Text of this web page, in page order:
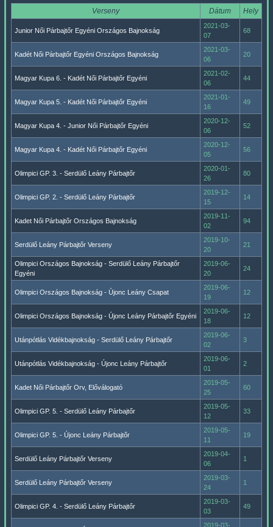
Verseny Dátum Hely
Junior Női Párbajtőr Egyéni Országos Bajnokság
2021-03-
07
68
Kadét Női Párbajtőr Egyéni Országos Bajnokság
2021-03-
06
20
Magyar Kupa 6. - Kadét Női Párbajtőr Egyéni
2021-02-
06
44
Magyar Kupa 5. - Kadét Női Párbajtőr Egyéni
2021-01-
16
49
Magyar Kupa 4. - Junior Női Párbajtőr Egyéni
2020-12-
06
52
Magyar Kupa 4. - Kadét Női Párbajtőr Egyéni
2020-12-
05
56
Olimpici GP. 3. - Serdülő Leány Párbajtőr
2020-01-
26
80
Olimpici GP. 2. - Serdülő Leány Párbajtőr
2019-12-
15
14
Kadet Női Párbajtőr Országos Bajnokság
2019-11-
02
94
Serdülő Leány Párbajtőr Verseny
2019-10-
20
21
Olimpici Országos Bajnokság - Serdülő Leány Párbajtőr
Egyéni
2019-06-
20
24
Olimpici Országos Bajnokság - Újonc Leány Csapat
2019-06-
19
12
Olimpici Országos Bajnokság - Újonc Leány Párbajtőr Egyéni
2019-06-
18
12
Utánpótlás Vidékbajnokság - Serdülő Leány Párbajtőr
2019-06-
02
3
Utánpótlás Vidékbajnokság - Újonc Leány Párbajtőr
2019-06-
01
2
Kadet Női Párbajtőr Orv, Előválogató
2019-05-
25
60
Olimpici GP. 5. - Serdülő Leány Párbajtőr
2019-05-
12
33
Olimpici GP. 5. - Újonc Leány Párbajtőr
2019-05-
11
19
Serdülő Leány Párbajtőr Verseny
2019-04-
06
1
Serdülő Leány Párbajtőr Verseny
2019-03-
24
1
Olimpici GP. 4. - Serdülő Leány Párbajtőr
2019-03-
03
49
2019-03-